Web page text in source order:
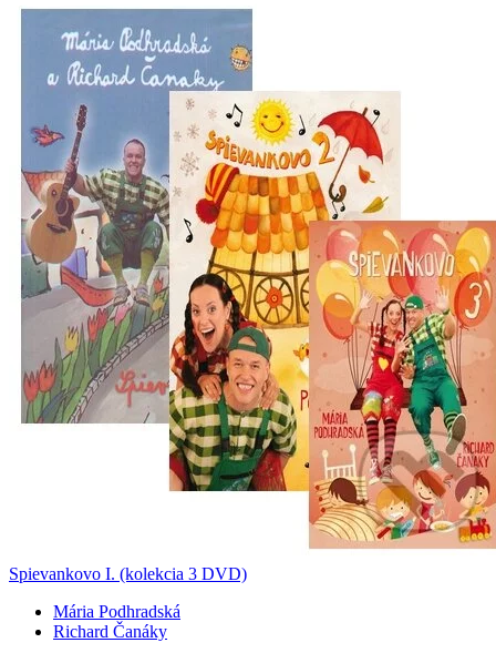
Spievankovo I. (kolekcia 3 DVD)
Mária Podhradská
Richard Čanáky